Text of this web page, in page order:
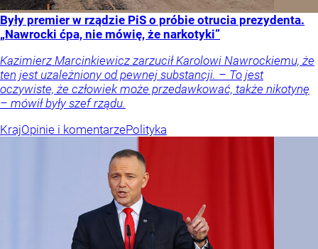
Były premier w rządzie PiS o próbie otrucia prezydenta.
„Nawrocki ćpa, nie mówię, że narkotyki”
Kazimierz Marcinkiewicz zarzucił Karolowi Nawrockiemu, że
ten jest uzależniony od pewnej substancji. – To jest
oczywiste, że człowiek może przedawkować, także nikotynę
– mówił były szef rządu.
KrajOpinie i komentarzePolityka